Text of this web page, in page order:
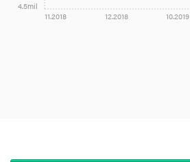
11.2018 12.2018 10.2019
4.5mil